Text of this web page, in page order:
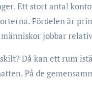
Ett stort antal
Fördelen är
jobbar
Då kan ett rum
På de